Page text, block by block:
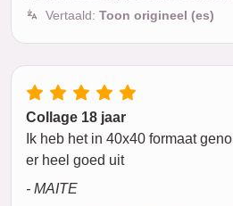
Vertaald: Toon origineel (es)
Collage 18 jaar
Ik heb het in 40x40 formaat
er heel goed uit
- MAITE